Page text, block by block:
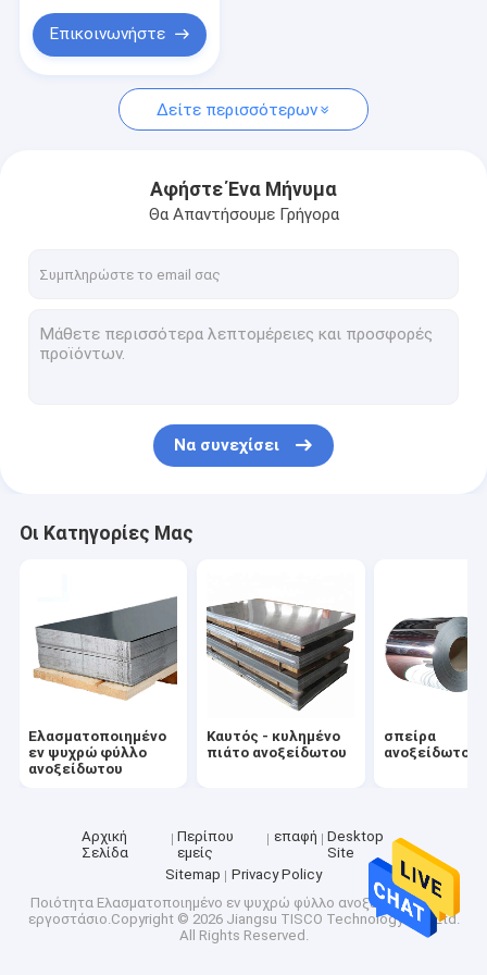
Επικοινωνήστε
Δείτε περισσότερων
Αφήστε Ένα Μήνυμα
Θα Απαντήσουμε Γρήγορα
Να συνεχίσει
Οι Κατηγορίες Μας
Ελασματοποιημένο
εν ψυχρώ φύλλο
ανοξείδωτου
Καυτός - κυλημένο
πιάτο ανοξείδωτου
σπείρα
ανοξείδωτου
Αρχική
Σελίδα
Περίπου
εμείς
επαφή
Desktop
Site
Sitemap
Privacy Policy
Ποιότητα Ελασματοποιημένο εν ψυχρώ φύλλο ανοξείδωτουΚίνα
εργοστάσιο.Copyright © 2026 Jiangsu TISCO Technology Co., Ltd.
All Rights Reserved.